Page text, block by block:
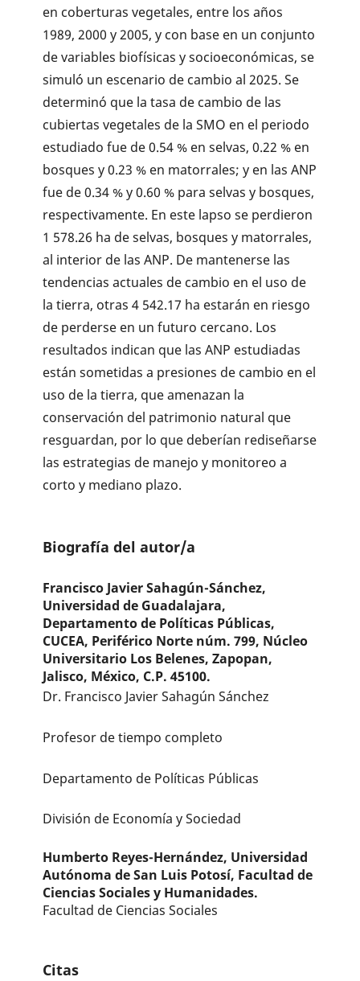
en coberturas vegetales, entre los años
1989, 2000 y 2005, y con base en un conjunto
de variables biofísicas y socioeconómicas, se
simuló un escenario de cambio al 2025. Se
determinó que la tasa de cambio de las
cubiertas vegetales de la SMO en el periodo
estudiado fue de 0.54 % en selvas, 0.22 % en
bosques y 0.23 % en matorrales; y en las ANP
fue de 0.34 % y 0.60 % para selvas y bosques,
respectivamente. En este lapso se perdieron
1 578.26 ha de selvas, bosques y matorrales,
al interior de las ANP. De mantenerse las
tendencias actuales de cambio en el uso de
la tierra, otras 4 542.17 ha estarán en riesgo
de perderse en un futuro cercano. Los
resultados indican que las ANP estudiadas
están sometidas a presiones de cambio en el
uso de la tierra, que amenazan la
conservación del patrimonio natural que
resguardan, por lo que deberían rediseñarse
las estrategias de manejo y monitoreo a
corto y mediano plazo.
Biografía del autor/a
Francisco Javier Sahagún-Sánchez,
Universidad de Guadalajara,
Departamento de Políticas Públicas,
CUCEA, Periférico Norte núm. 799, Núcleo
Universitario Los Belenes, Zapopan,
Jalisco, México, C.P. 45100.
Dr. Francisco Javier Sahagún Sánchez
Profesor de tiempo completo
Departamento de Políticas Públicas
División de Economía y Sociedad
Humberto Reyes-Hernández, Universidad
Autónoma de San Luis Potosí, Facultad de
Ciencias Sociales y Humanidades.
Facultad de Ciencias Sociales
Citas